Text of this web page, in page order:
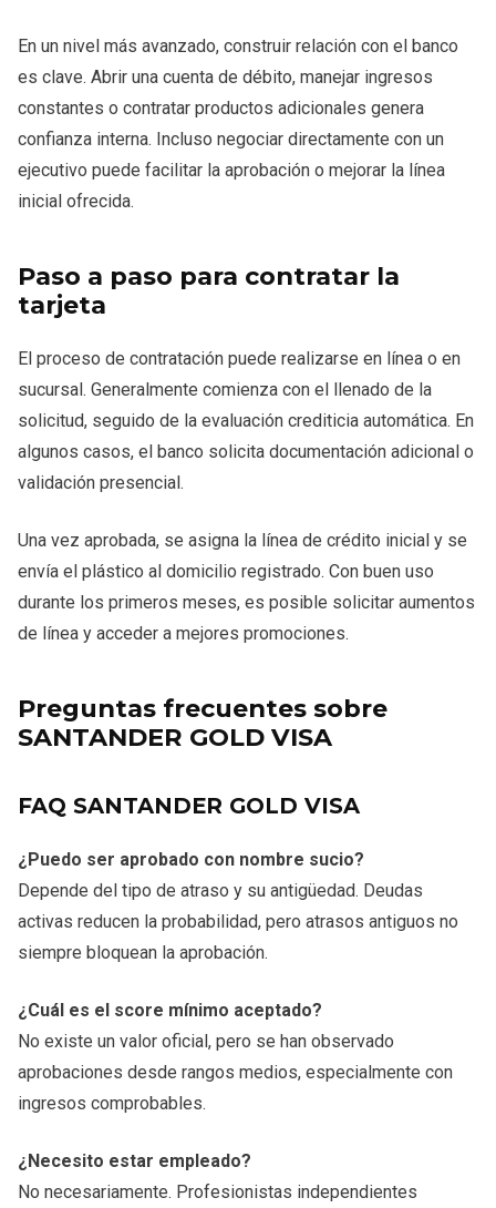
En un nivel más avanzado, construir relación con el banco
es clave. Abrir una cuenta de débito, manejar ingresos
constantes o contratar productos adicionales genera
confianza interna. Incluso negociar directamente con un
ejecutivo puede facilitar la aprobación o mejorar la línea
inicial ofrecida.
Paso a paso para contratar la
tarjeta
El proceso de contratación puede realizarse en línea o en
sucursal. Generalmente comienza con el llenado de la
solicitud, seguido de la evaluación crediticia automática. En
algunos casos, el banco solicita documentación adicional o
validación presencial.
Una vez aprobada, se asigna la línea de crédito inicial y se
envía el plástico al domicilio registrado. Con buen uso
durante los primeros meses, es posible solicitar aumentos
de línea y acceder a mejores promociones.
Preguntas frecuentes sobre
SANTANDER GOLD VISA
FAQ SANTANDER GOLD VISA
¿Puedo ser aprobado con nombre sucio?
Depende del tipo de atraso y su antigüedad. Deudas
activas reducen la probabilidad, pero atrasos antiguos no
siempre bloquean la aprobación.
¿Cuál es el score mínimo aceptado?
No existe un valor oficial, pero se han observado
aprobaciones desde rangos medios, especialmente con
ingresos comprobables.
¿Necesito estar empleado?
No necesariamente. Profesionistas independientes